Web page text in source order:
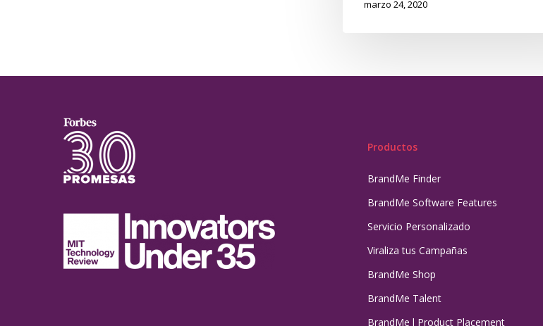
marzo 24, 2020
Productos
BrandMe Finder
BrandMe Software Features
Servicio Personalizado
Viraliza tus Campañas
BrandMe Shop
BrandMe Talent
BrandMe l Product Placement